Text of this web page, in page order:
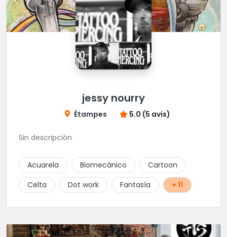
jessy nourry
Étampes 5.0 (5 avis)
Sin descripción
Acuarela Biomecánico
Cartoon
Celta
Dot work Fantasía + 11